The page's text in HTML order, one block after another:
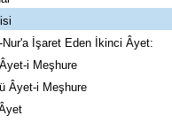
Nur'a İşaret Eden İkinci Âyet:
i Meşhure
Âyet-i Meşhure